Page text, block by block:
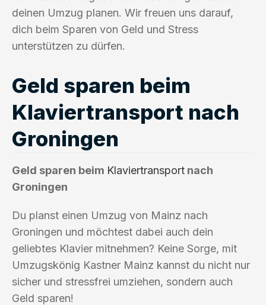
deinen Umzug planen. Wir freuen uns darauf,
dich beim Sparen von Geld und Stress
unterstützen zu dürfen.
Geld sparen beim
Klaviertransport nach
Groningen
Geld sparen beim Klaviertransport nach
Groningen
Du planst einen Umzug von Mainz nach
Groningen und möchtest dabei auch dein
geliebtes Klavier mitnehmen? Keine Sorge, mit
Umzugskönig Kastner Mainz kannst du nicht nur
sicher und stressfrei umziehen, sondern auch
Geld sparen!